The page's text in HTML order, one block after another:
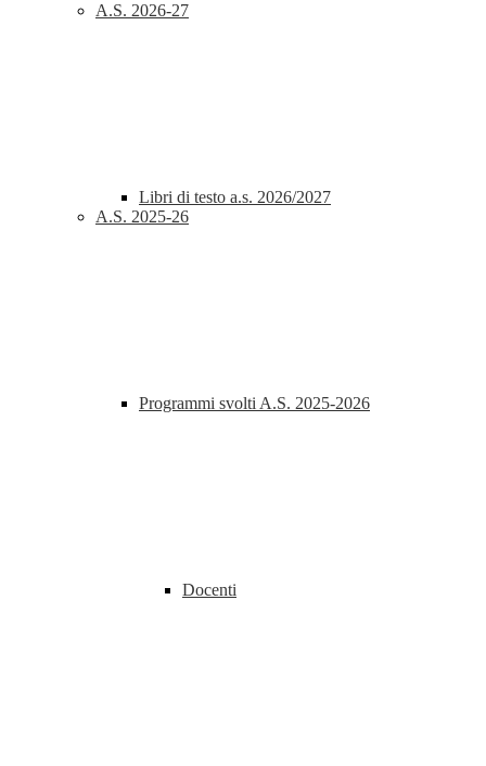
A.S. 2026-27
Libri di testo a.s. 2026/2027
A.S. 2025-26
Programmi svolti A.S. 2025-2026
Docenti